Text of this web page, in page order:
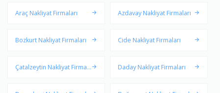
Araç Nakliyat Firmaları Azdavay Nakliyat Firmaları
Bozkurt Nakliyat Firmaları Cide Nakliyat Firmaları
Çatalzeytin Nakliyat Firmal
Daday Nakliyat Firmaları